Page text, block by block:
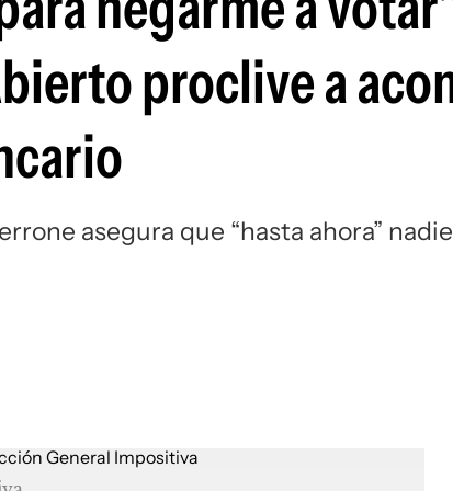
proclive a
asegura que “hasta ahora” nadie